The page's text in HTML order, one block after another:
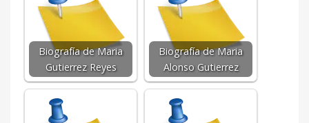
Biografía de Maria
Gutierrez Reyes
Biografía de Maria
Alonso Gutierrez